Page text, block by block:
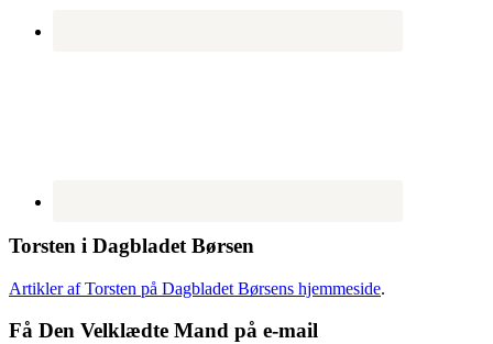
Torsten i Dagbladet Børsen
Artikler af Torsten på Dagbladet Børsens hjemmeside.
Få Den Velklædte Mand på e-mail